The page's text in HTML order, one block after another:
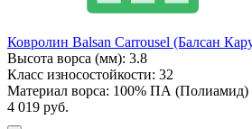
Ковролин Balsan Carrousel (Балсан
Высота ворса (мм): 3.8
Класс износостойкости: 32
Материал ворса: 100% ПА (Полиамид)
4 019 руб.